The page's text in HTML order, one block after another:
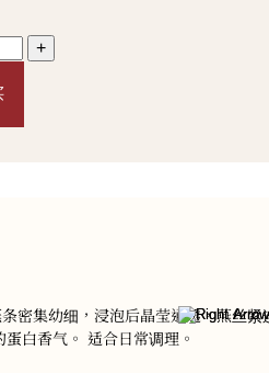
+
密集幼细，浸泡后晶莹通透，燕丝紧
蛋白香气。 适合日常调理。